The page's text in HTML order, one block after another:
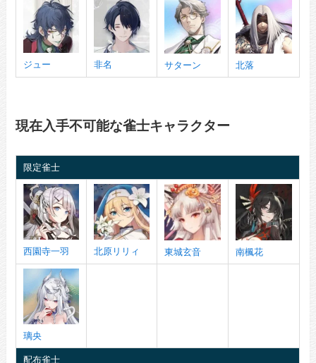
ジュー 非名 サターン 北落
現在入手不可能な雀士キャラクター
限定雀士
西園寺一羽 北原リリィ 東城玄音 南楓花
璃央
配布雀士